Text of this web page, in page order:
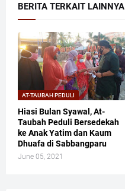
BERITA TERKAIT LAINNYA
AT-TAUBAH PEDULI
Hiasi Bulan Syawal, At-
Taubah Peduli Bersedekah
ke Anak Yatim dan Kaum
Dhuafa di Sabbangparu
June 05, 2021